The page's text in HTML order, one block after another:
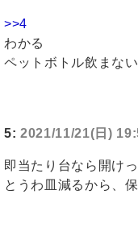
>>4
わかる
ペットボトル飲まな
5: 2021/11/21(日)
即当たり台なら開け
とうわ皿減るから、